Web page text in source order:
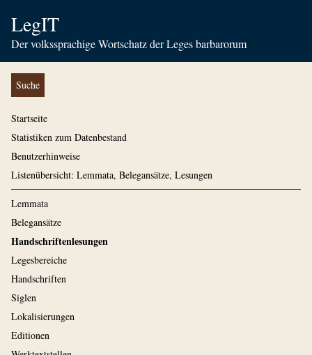
LegIT
Der volkssprachige Wortschatz der Leges barbarorum
Suche
Startseite
Statistiken zum Datenbestand
Benutzerhinweise
Listenübersicht: Lemmata, Belegansätze, Lesungen
Lemmata
Belegansätze
Handschriftenlesungen
Legesbereiche
Handschriften
Siglen
Lokalisierungen
Editionen